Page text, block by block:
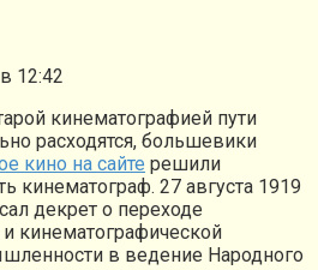
12:42
кинематографией пути
расходятся, большевики
кино на сайте решили
кинематограф. 27 августа 1919
декрет о переходе
кинематографической
в ведение Народного